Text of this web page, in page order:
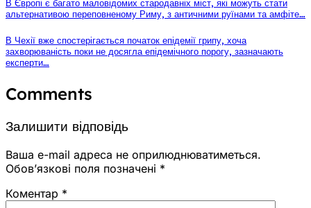
В Європі є багато маловідомих стародавніх міст, які можуть стати
альтернативою переповненому Риму, з античними руїнами та амфіте…
В Чехії вже спостерігається початок епідемії грипу, хоча
захворюваність поки не досягла епідемічного порогу, зазначають
експерти…
Comments
Залишити відповідь
Ваша e-mail адреса не оприлюднюватиметься.
Обов’язкові поля позначені *
Коментар *